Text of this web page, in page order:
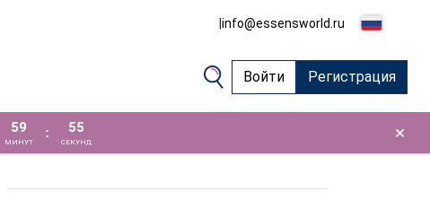
|info@essensworld.ru
Войти Регистрация
59
МИНУТ
: 54
СЕКУНД ×